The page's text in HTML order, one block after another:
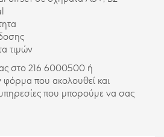
τιμών
στο 216 6000500 ή
που ακολουθεί και
υπηρεσίες που μπορούμε να σας